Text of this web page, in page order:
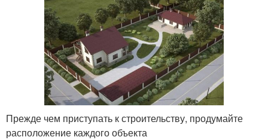
Прежде чем приступать к строительству, продумайте
расположение каждого объекта